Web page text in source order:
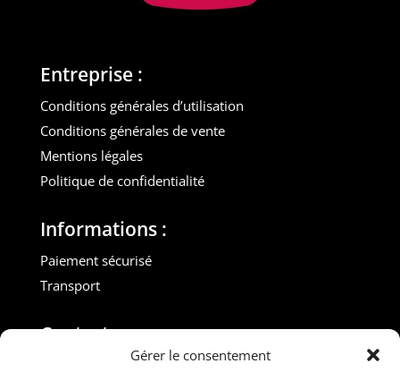
Gérer le consentement
Entreprise :
Conditions générales d’utilisation
Conditions générales de vente
Mentions légales
Politique de confidentialité
Informations :
Paiement sécurisé
Transport
Contact :
M. Gilles ROUVEYROL